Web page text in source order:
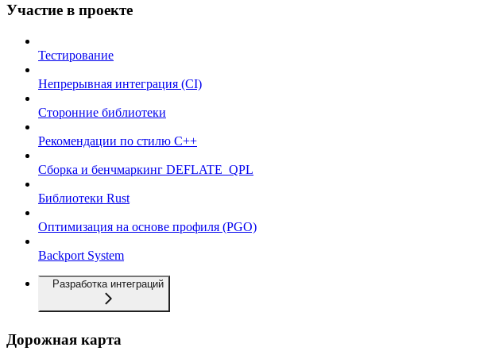
Участие в проекте
Тестирование
Непрерывная интеграция (CI)
Сторонние библиотеки
Рекомендации по стилю C++
Сборка и бенчмаркинг DEFLATE_QPL
Библиотеки Rust
Оптимизация на основе профиля (PGO)
Backport System
Разработка интеграций
Дорожная карта